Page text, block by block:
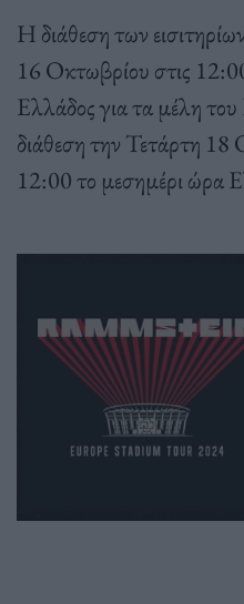
Η διάθεση των
16 Οκτωβρίου στις
Ελλάδος για τα μέλη του
διάθεση την Τετάρτη 18
12:00 το μεσημέρι ώρα